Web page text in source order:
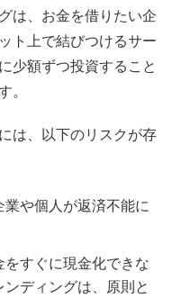
は、お金を借りたい企
ト上で結びつけるサー
少額ずつ投資すること
。
は、以下のリスクが存
業や個人が返済不能に
をすぐに現金化できな
ディングは、原則と